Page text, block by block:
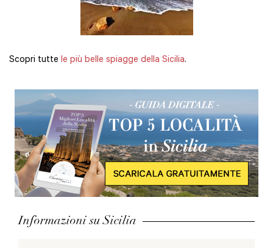
Scopri tutte le più belle spiagge della Sicilia.
Informazioni su Sicilia